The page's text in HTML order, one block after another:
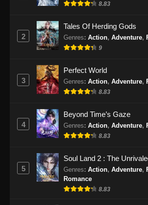
Indonesia
Subtitle Indonesia -
Dragon Prince Yuan
Subtitle Indonesia -
Subtitle Indonesia
Eps 26 - Dragon Prince
8.83
2
Tales Of Herding Gods
Genres: Action, Adventure,
9
3
Perfect World
Genres: Action, Adventure,
8.83
4
Beyond Time’s Gaze
Genres: Action, Adventure,
8.83
5
Soul Land 2 : The
Genres: Action, Adventure,
Romance
8.83